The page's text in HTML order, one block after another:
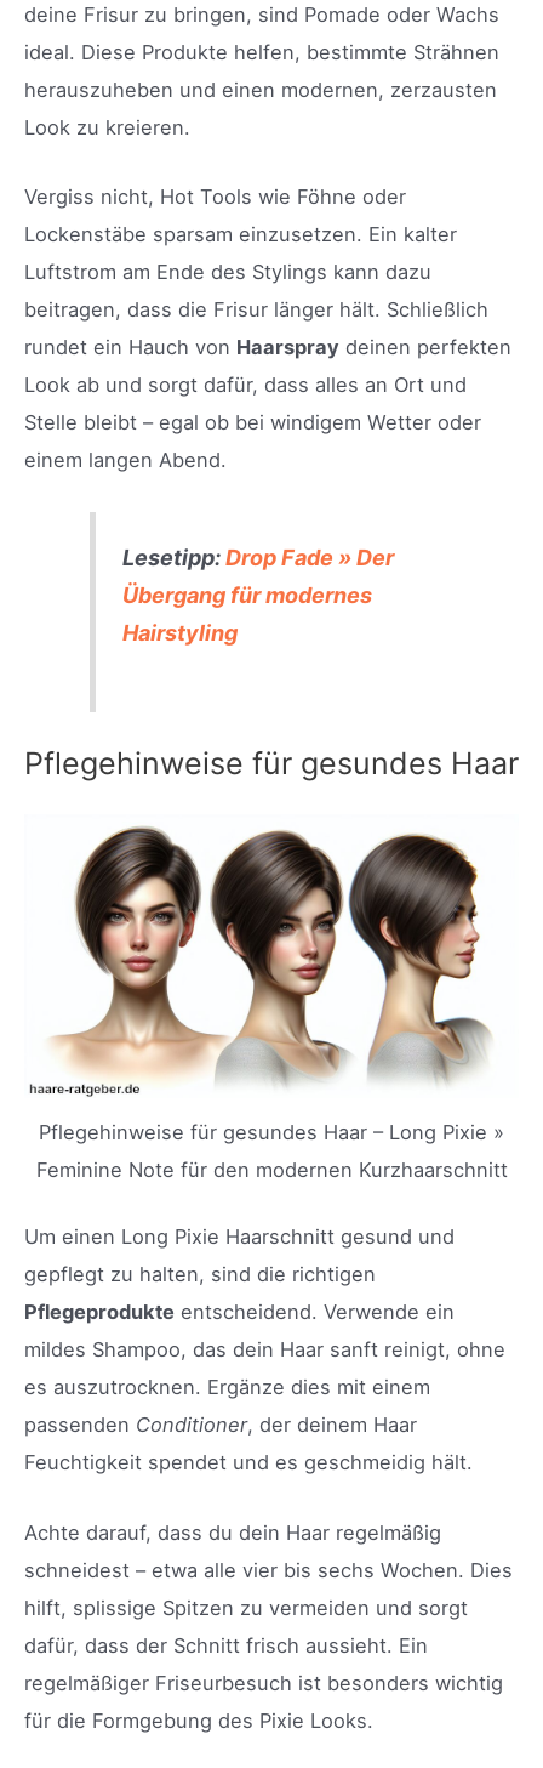
deine Frisur zu bringen, sind Pomade oder Wachs
ideal. Diese Produkte helfen, bestimmte Strähnen
herauszuheben und einen modernen, zerzausten
Look zu kreieren.
Vergiss nicht, Hot Tools wie Föhne oder
Lockenstäbe sparsam einzusetzen. Ein kalter
Luftstrom am Ende des Stylings kann dazu
beitragen, dass die Frisur länger hält. Schließlich
rundet ein Hauch von Haarspray deinen perfekten
Look ab und sorgt dafür, dass alles an Ort und
Stelle bleibt – egal ob bei windigem Wetter oder
einem langen Abend.
Lesetipp:Drop Fade » Der
Übergang für modernes
Hairstyling
Pflegehinweise für gesundes Haar
Pflegehinweise für gesundes Haar – Long Pixie »
Feminine Note für den modernen Kurzhaarschnitt
Um einen Long Pixie Haarschnitt gesund und
gepflegt zu halten, sind die richtigen
Pflegeprodukte entscheidend. Verwende ein
mildes Shampoo, das dein Haar sanft reinigt, ohne
es auszutrocknen. Ergänze dies mit einem
passenden Conditioner, der deinem Haar
Feuchtigkeit spendet und es geschmeidig hält.
Achte darauf, dass du dein Haar regelmäßig
schneidest – etwa alle vier bis sechs Wochen. Dies
hilft, splissige Spitzen zu vermeiden und sorgt
dafür, dass der Schnitt frisch aussieht. Ein
regelmäßiger Friseurbesuch ist besonders wichtig
für die Formgebung des Pixie Looks.